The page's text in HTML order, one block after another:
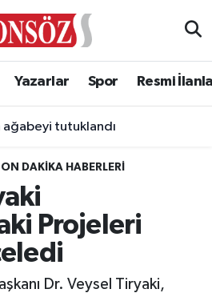
Yazarlar Spor Resmi
ağabeyi tutuklandı
DAKIKA HABERLERI
Projeleri
Dr. Veysel Tiryaki,
Haritası
ve Fikstür